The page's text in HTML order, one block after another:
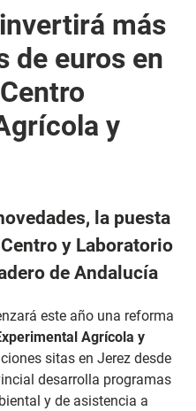
más
de euros en
y
la puesta
y Laboratorio
de Andalucía
este año una reforma
Agrícola y
sitas en Jerez desde
desarrolla programas
y de asistencia a